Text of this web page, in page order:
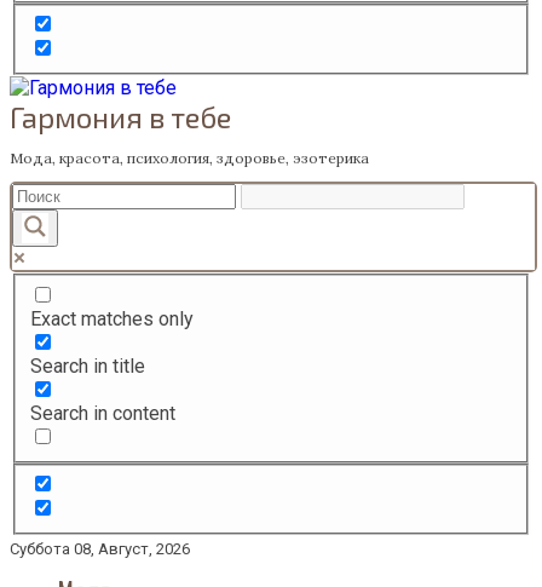
Гармония в тебе
Мода, красота, психология, здоровье, эзотерика
Exact matches only
Search in title
Search in content
Суббота 08, Август, 2026